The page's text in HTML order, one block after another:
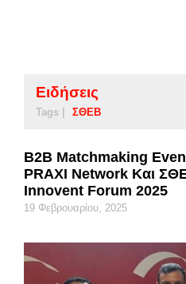
Ειδήσεις
Tags | ΣΘΕΒ
B2B Matchmaking
PRAXI Network Και
Innovent Forum 2025
19 Φεβρουαρίου, 2025